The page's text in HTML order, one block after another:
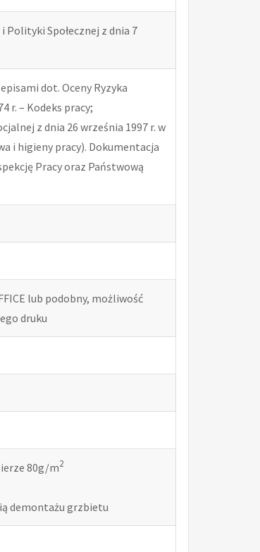
Społecznej z dnia 7
dot. Oceny Ryzyka
r. – Kodeks pracy;
z dnia 26 września 1997 r. w
i higieny pracy). Dokumentacja
Pracy oraz Państwową
lub podobny, możliwość
druku
80g/m2
demontażu grzbietu